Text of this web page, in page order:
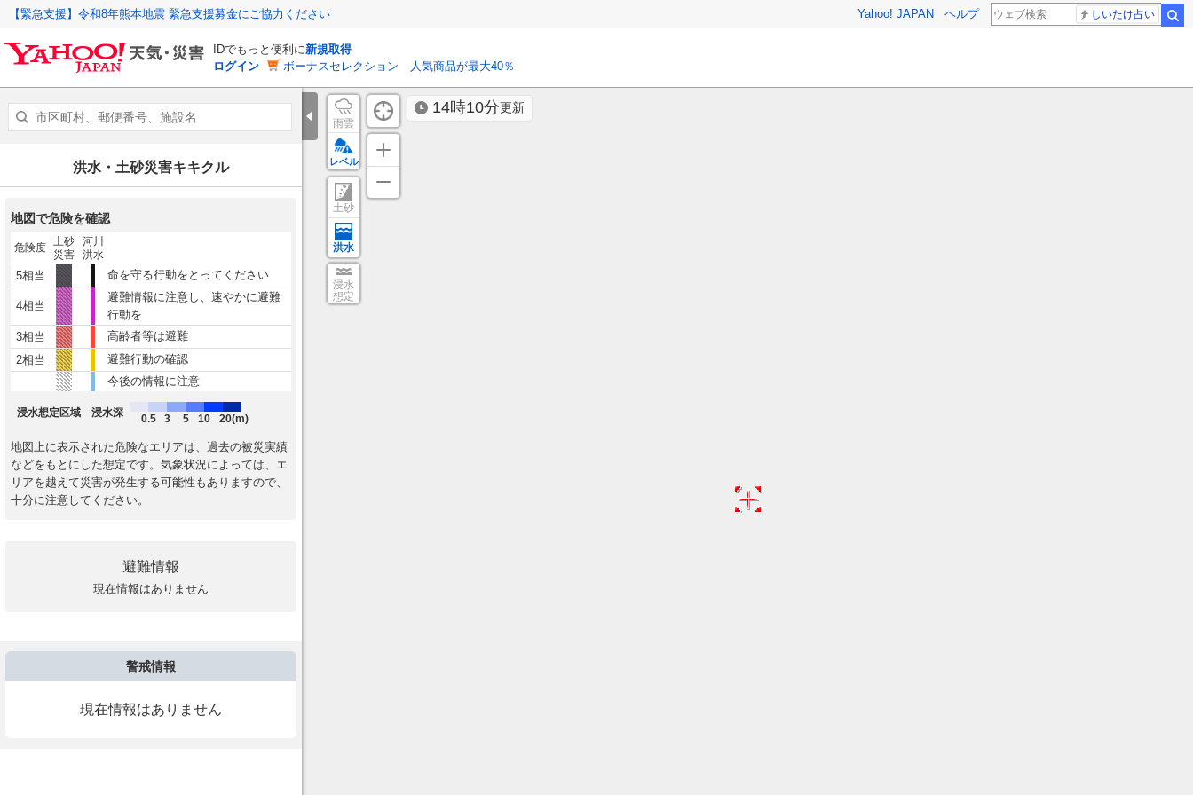
【緊急支援】令和8年熊本地震 緊急支援募金にご協力ください Yahoo! JAPAN ヘルプ しいたけ占い
IDでもっと便利に新規取得
ログイン
ボーナスセレクション 人気商品が最大40％
14時10分更新
雨雲
レベル
土砂
洪水
浸水
想定
洪水・土砂災害キキクル
地図で危険を確認
危険度 土砂
災害
河川
洪水
5相当 命を守る行動をとってください
4相当
避難情報に注意し、速やかに避難
行動を
3相当
高齢者等は避難
2相当
避難行動の確認
今後の情報に注意
浸水想定区域 浸水深
0.5 3 5 10 20(m)
地図上に表示された危険なエリアは、過去の被災実績
などをもとにした想定です。気象状況によっては、エ
リアを越えて災害が発生する可能性もありますので、
十分に注意してください。
避難情報
現在情報はありません
警戒情報
現在情報はありません